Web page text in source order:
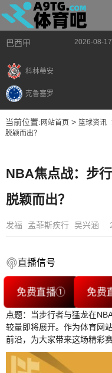
巴西甲 2026-08-
科林蒂安
克鲁塞罗
当前位置: 网站首页> 篮球资讯
脱颖而出？
NBA焦点战：步
脱颖而出？
发福 孟菲斯疾行 吴兴涵
直播信号
免费直播① 免费
点题：当步行者与猛龙在
较量即将展开。作为体育网
前沿，为大家带来这场精彩